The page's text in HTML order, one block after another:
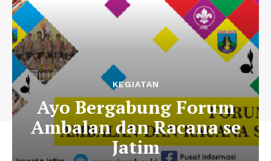
KEGIATAN
Ayo Bergabung Forum
Ambalan dan Racana se
Jatim